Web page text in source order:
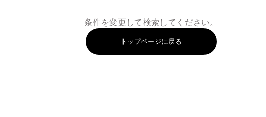
条件を変更して検索してください。
トップページに戻る